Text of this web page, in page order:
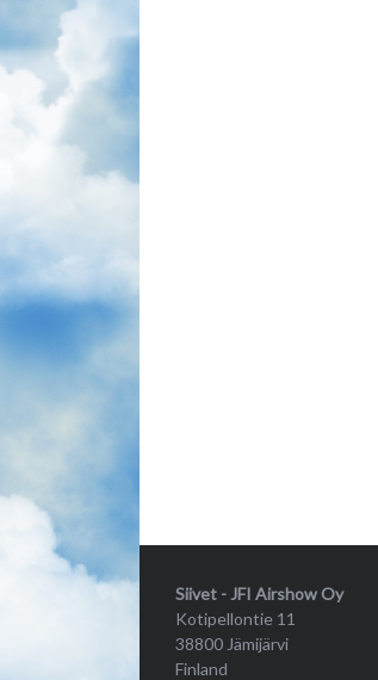
Siivet - JFI Airshow Oy
Kotipellontie 11
38800 Jämijärvi
Finland